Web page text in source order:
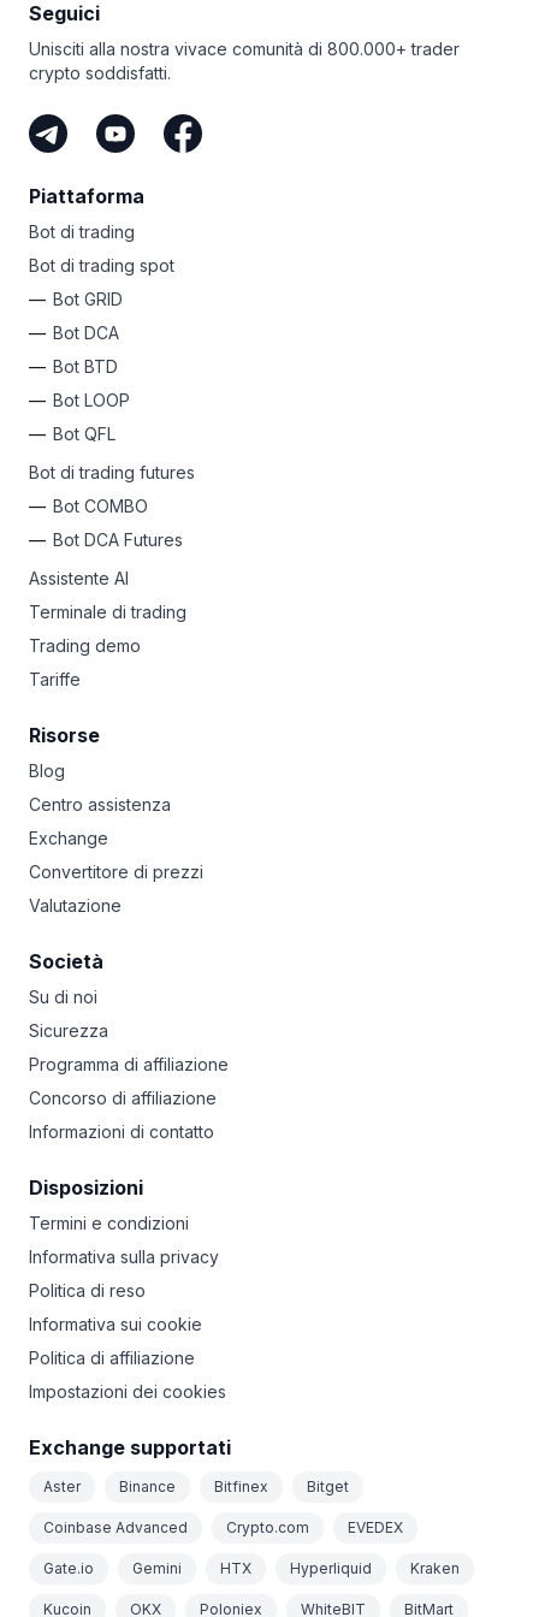
gran parte dei suoi problemi di scalabilità, rendendo
Seguici
Unisciti alla nostra vivace comunità di 800.000+ trader
crypto soddisfatti.
Piattaforma
Bot di trading
Bot di trading spot
Bot GRID
Bot DCA
Bot BTD
Bot LOOP
Bot QFL
Bot di trading futures
Bot COMBO
Bot DCA Futures
Assistente AI
Terminale di trading
Trading demo
Tariffe
Risorse
Blog
Centro assistenza
Exchange
Convertitore di prezzi
Valutazione
Società
Su di noi
Sicurezza
Programma di affiliazione
Concorso di affiliazione
Informazioni di contatto
Disposizioni
Termini e condizioni
Informativa sulla privacy
Politica di reso
Informativa sui cookie
Politica di affiliazione
Impostazioni dei cookies
Exchange supportati
Aster Binance Bitfinex Bitget
Coinbase Advanced Crypto.com EVEDEX
Gate.io Gemini HTX Hyperliquid Kraken
Kucoin OKX Poloniex WhiteBIT BitMart